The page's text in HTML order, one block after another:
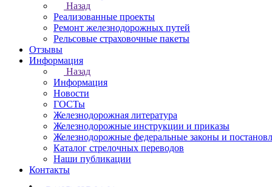
Назад
Реализованные проекты
Ремонт железнодорожных путей
Рельсовые страховочные пакеты
Отзывы
Информация
Назад
Информация
Новости
ГОСТы
Железнодорожная литература
Железнодорожные инструкции и приказы
Железнодорожные федеральные законы и
Каталог стрелочных переводов
Наши публикации
Контакты